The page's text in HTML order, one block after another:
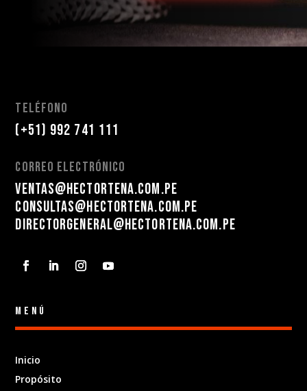
teléfono
(+51) 992 741 111
correo electrónico
ventas@hectortena.com.pe
consultas@hectortena.com.pe
directorgeneral@hectortena.com.pe
menú
Inicio
Propósito